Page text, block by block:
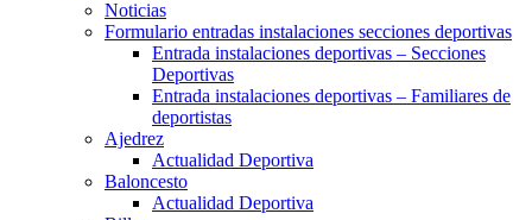
Noticias
Formulario entradas instalaciones secciones deportivas
Entrada instalaciones deportivas – Secciones
Deportivas
Entrada instalaciones deportivas – Familiares de
deportistas
Ajedrez
Actualidad Deportiva
Baloncesto
Actualidad Deportiva